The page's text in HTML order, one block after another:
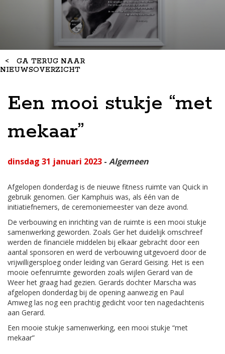
< GA TERUG NAAR
NIEUWSOVERZICHT
Een mooi stukje “met
mekaar”
dinsdag 31 januari 2023 - Algemeen
Afgelopen donderdag is de nieuwe fitness ruimte van Quick in
gebruik genomen. Ger Kamphuis was, als één van de
initiatiefnemers, de ceremoniemeester van deze avond.
De verbouwing en inrichting van de ruimte is een mooi stukje
samenwerking geworden. Zoals Ger het duidelijk omschreef
werden de financiële middelen bij elkaar gebracht door een
aantal sponsoren en werd de verbouwing uitgevoerd door de
vrijwilligersploeg onder leiding van Gerard Geising. Het is een
mooie oefenruimte geworden zoals wijlen Gerard van de
Weer het graag had gezien. Gerards dochter Marscha was
afgelopen donderdag bij de opening aanwezig en Paul
Amweg las nog een prachtig gedicht voor ten nagedachtenis
aan Gerard.
Een mooie stukje samenwerking, een mooi stukje “met
mekaar”